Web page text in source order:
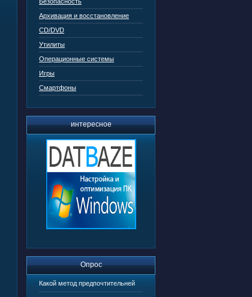
Архивация и восстановление
CD/DVD
Утилиты
Операционные системы
Игры
Смартфоны
интересное
Опрос
Какой метод предпочтительней